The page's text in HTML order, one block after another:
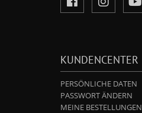
KUNDENCENTER
PERSÖNLICHE DATEN
PASSWORT ÄNDERN
MEINE BESTELLUNGEN